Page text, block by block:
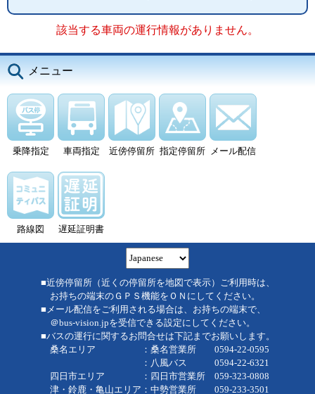
該当する車両の運行情報がありません。
メニュー
乗降指定 車両指定 近傍停留所 指定停留所 メール配信
路線図 遅延証明書
■近傍停留所（近くの停留所を地図で表示）ご利用時は、
お持ちの端末のＧＰＳ機能をＯＮにしてください。
■メール配信をご利用される場合は、お持ちの端末で、
＠bus-vision.jpを受信できる設定にしてください。
■バスの運行に関するお問合せは下記までお願いします。
桑名エリア ：桑名営業所 0594-22-0595
：八風バス 0594-22-6321
四日市エリア ：四日市営業所 059-323-0808
津・鈴鹿・亀山エリア：中勢営業所 059-233-3501